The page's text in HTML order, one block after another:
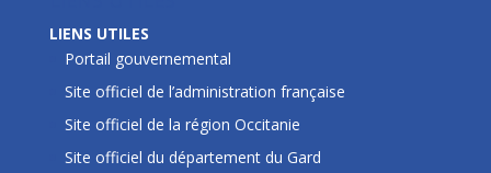
LIENS UTILES
Portail gouvernemental
Site officiel de l’administration française
Site officiel de la région Occitanie
Site officiel du département du Gard